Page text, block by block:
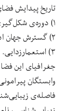
تاریخ پیدایش
۱) دوره‌‌ی شکل‌‌گیری اولیه‌‌ی پلیاد
۲) گسترش جهان ادبی و یا همان انقلاب ادبی لغوی
۳) استعمارزدایی.
جغرافیای این
وابستگان
فاصله‌‌ی